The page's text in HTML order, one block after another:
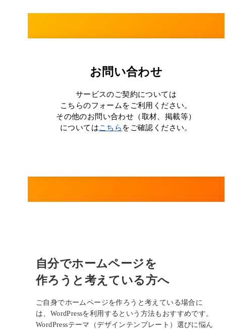
お問い合わせ
サービスのご契約については
こちらのフォームをご利用ください。
その他のお問い合わせ（取材、掲載等）
についてはこちら をご確認ください。
自分でホームページを
作ろうと考えている方へ
ご自身でホームページを作ろうと考えている場合に
は、WordPressを利用するという方法もおすすめです。
WordPressテーマ（デザインテンプレート）選びに悩ん